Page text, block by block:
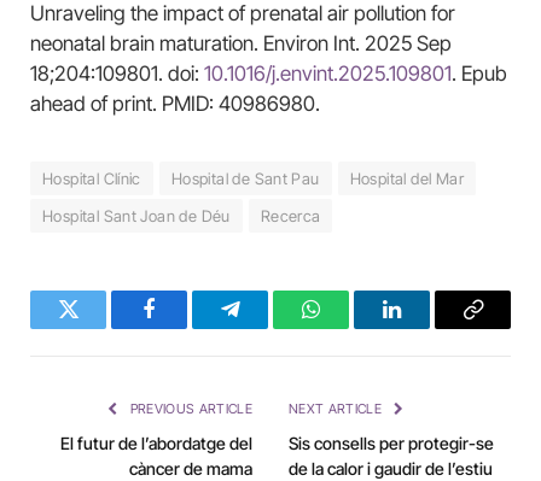
Unraveling the impact of prenatal air pollution for
neonatal brain maturation. Environ Int. 2025 Sep
18;204:109801. doi: 10.1016/j.envint.2025.109801. Epub
ahead of print. PMID: 40986980.
Hospital Clínic Hospital de Sant Pau
Hospital del Mar
Hospital Sant Joan de Déu
Recerca
Twitter FacebookTelegramWhatsAppLinkedInCopy
PREVIOUS ARTICLE
El futur de l’abordatge del
càncer de mama
NEXT ARTICLE
Sis consells per protegir-se
de la calor i gaudir de l’estiu